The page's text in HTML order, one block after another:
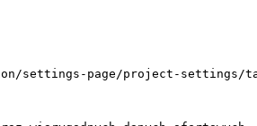
settings-page/project-